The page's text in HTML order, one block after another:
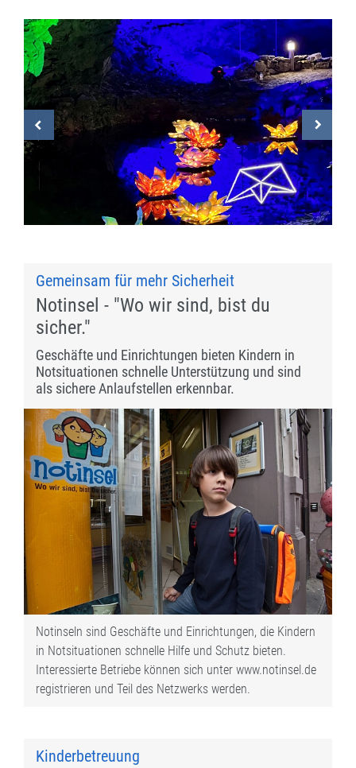
Gemeinsam für mehr Sicherheit
Notinsel - "Wo wir sind, bist du
sicher."
Geschäfte und Einrichtungen bieten Kindern in
Notsituationen schnelle Unterstützung und sind
als sichere Anlaufstellen erkennbar.
Notinseln sind Geschäfte und Einrichtungen, die Kindern
in Notsituationen schnelle Hilfe und Schutz bieten.
Interessierte Betriebe können sich unter www.notinsel.de
registrieren und Teil des Netzwerks werden.
Kinderbetreuung